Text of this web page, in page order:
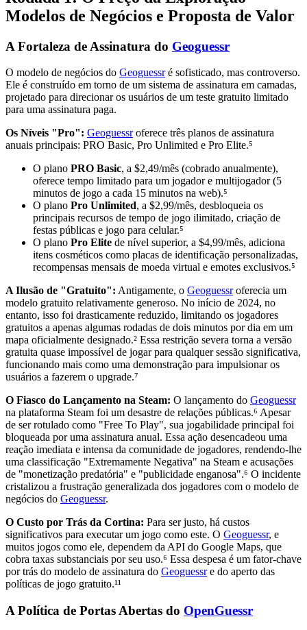
Modelos de Negócios e Proposta de Valor
A Fortaleza de Assinatura do Geoguessr
O modelo de negócios do Geoguessré sofisticado, mas controverso.
Ele é construído em torno de um sistema de assinatura em camadas,
projetado para direcionar os usuários de um teste gratuito limitado
para uma assinatura paga.
Os Níveis "Pro": Geoguessroferece três planos de assinatura
anuais principais: PRO Basic, Pro Unlimited e Pro Elite.⁵
O plano PRO Basic, a $2,49/mês (cobrado anualmente),
oferece tempo limitado para um jogador e multijogador (5
minutos de jogo a cada 15 minutos na web).⁵
O plano Pro Unlimited, a $2,99/mês, desbloqueia os
principais recursos de tempo de jogo ilimitado, criação de
festas públicas e jogo para celular.⁵
O plano Pro Elite de nível superior, a $4,99/mês, adiciona
itens cosméticos como placas de identificação personalizadas,
recompensas mensais de moeda virtual e emotes exclusivos.⁵
A Ilusão de "Gratuito": Antigamente, o Geoguessroferecia um
modelo gratuito relativamente generoso. No início de 2024, no
entanto, isso foi drasticamente reduzido, limitando os jogadores
gratuitos a apenas algumas rodadas de dois minutos por dia em um
mapa oficialmente designado.² Essa restrição severa torna a versão
gratuita quase impossível de jogar para qualquer sessão significativa,
funcionando mais como uma demonstração para impulsionar os
usuários a fazerem o upgrade.⁷
O Fiasco do Lançamento na Steam: O lançamento do Geoguessr
na plataforma Steam foi um desastre de relações públicas.⁶ Apesar
de ser rotulado como "Free To Play", sua jogabilidade principal foi
bloqueada por uma assinatura anual. Essa ação desencadeou uma
reação imediata e intensa da comunidade de jogadores, rendendo-lhe
uma classificação "Extremamente Negativa" na Steam e acusações
de "monetização predatória" e "publicidade enganosa".⁶ O incidente
cristalizou a frustração generalizada dos jogadores com o modelo de
negócios do Geoguessr.
O Custo por Trás da Cortina: Para ser justo, há custos
significativos para executar um jogo como este. O Geoguessr, e
muitos jogos como ele, dependem da API do Google Maps, que
cobra taxas substanciais por seu uso.⁶ Essa despesa é um fator-chave
por trás do modelo de assinatura do Geoguessre do aperto das
políticas de jogo gratuito.¹¹
A Política de Portas Abertas do OpenGuessr